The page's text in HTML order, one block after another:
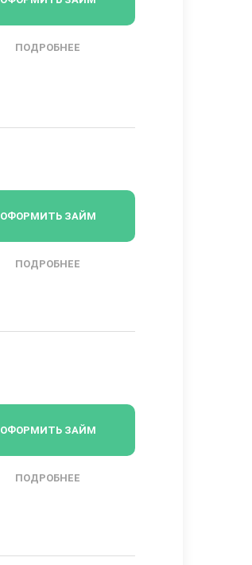
ПОДРОБНЕЕ
ОФОРМИТЬ ЗАЙМ
ПОДРОБНЕЕ
ОФОРМИТЬ ЗАЙМ
ПОДРОБНЕЕ